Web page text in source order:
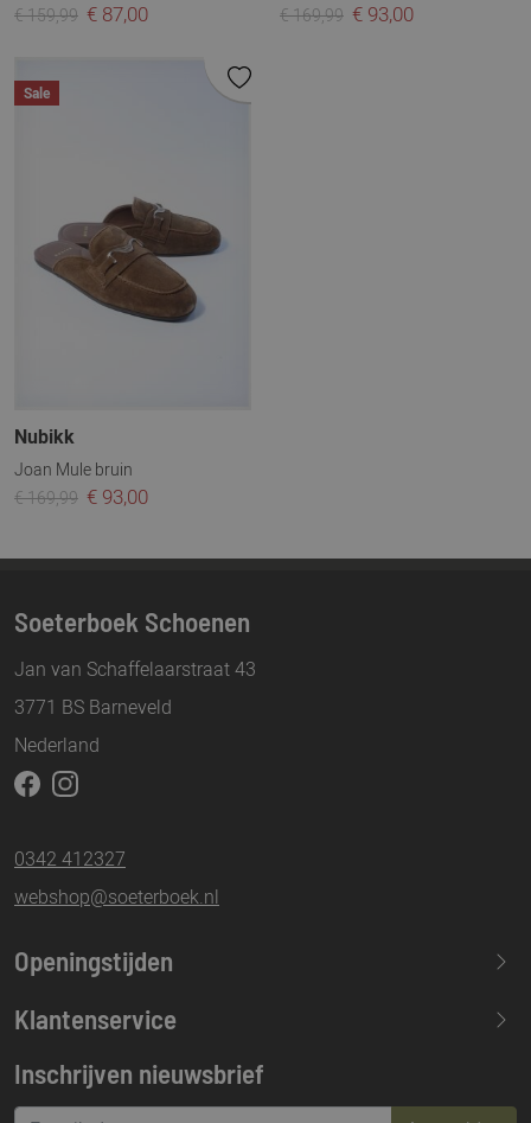
€ 159,99 € 87,00
€ 169,99 € 93,00
Sale
Nubikk
Joan Mule bruin
€ 169,99 € 93,00
Soeterboek Schoenen
Jan van Schaffelaarstraat 43
3771 BS Barneveld
Nederland
0342 412327
webshop@soeterboek.nl
Openingstijden
Maandag
13.30-17.30
Woensdag
Klantenservice
Inschrijven nieuwsbrief